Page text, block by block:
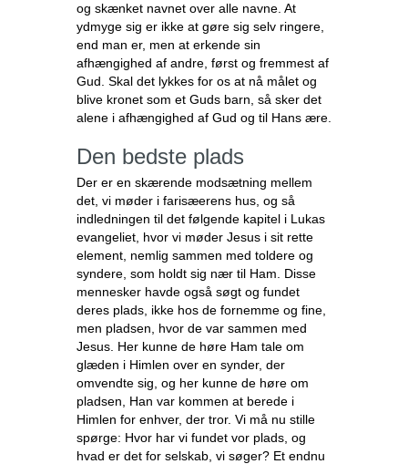
og skænket navnet over alle navne. At
ydmyge sig er ikke at gøre sig selv ringere,
end man er, men at erkende sin
afhængighed af andre, først og fremmest af
Gud. Skal det lykkes for os at nå målet og
blive kronet som et Guds barn, så sker det
alene i afhængighed af Gud og til Hans ære.
Den bedste plads
Der er en skærende modsætning mellem
det, vi møder i farisæerens hus, og så
indledningen til det følgende kapitel i Lukas
evangeliet, hvor vi møder Jesus i sit rette
element, nemlig sammen med toldere og
syndere, som holdt sig nær til Ham. Disse
mennesker havde også søgt og fundet
deres plads, ikke hos de fornemme og fine,
men pladsen, hvor de var sammen med
Jesus. Her kunne de høre Ham tale om
glæden i Himlen over en synder, der
omvendte sig, og her kunne de høre om
pladsen, Han var kommen at berede i
Himlen for enhver, der tror. Vi må nu stille
spørge: Hvor har vi fundet vor plads, og
hvad er det for selskab, vi søger? Et endnu